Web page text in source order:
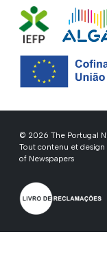
© 2026 The Portugal
Tout contenu et
of Newspapers